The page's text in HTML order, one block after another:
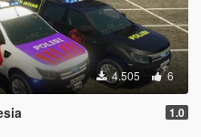
4.505 6
1.0